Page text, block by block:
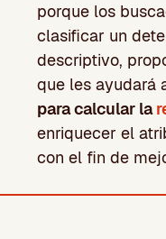
porque los
clasificar un
descriptivo,
que les ayudará
para calcular la
enriquecer el
con el fin de